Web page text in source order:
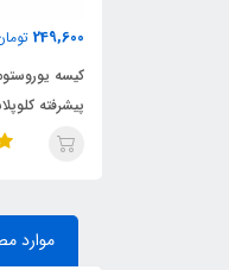
249,600
کیسه
کد 14229
موارد